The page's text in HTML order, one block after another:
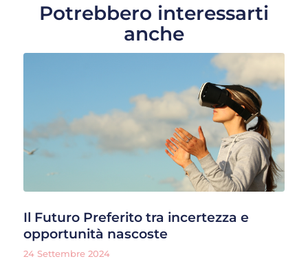
Potrebbero interessarti
anche
Il Futuro Preferito tra incertezza e
opportunità nascoste
24 Settembre 2024